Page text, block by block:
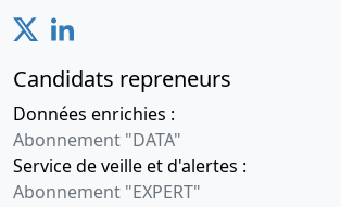
Candidats repreneurs
Données enrichies :
Abonnement "DATA"
Service de veille et d'alertes :
Abonnement "EXPERT"